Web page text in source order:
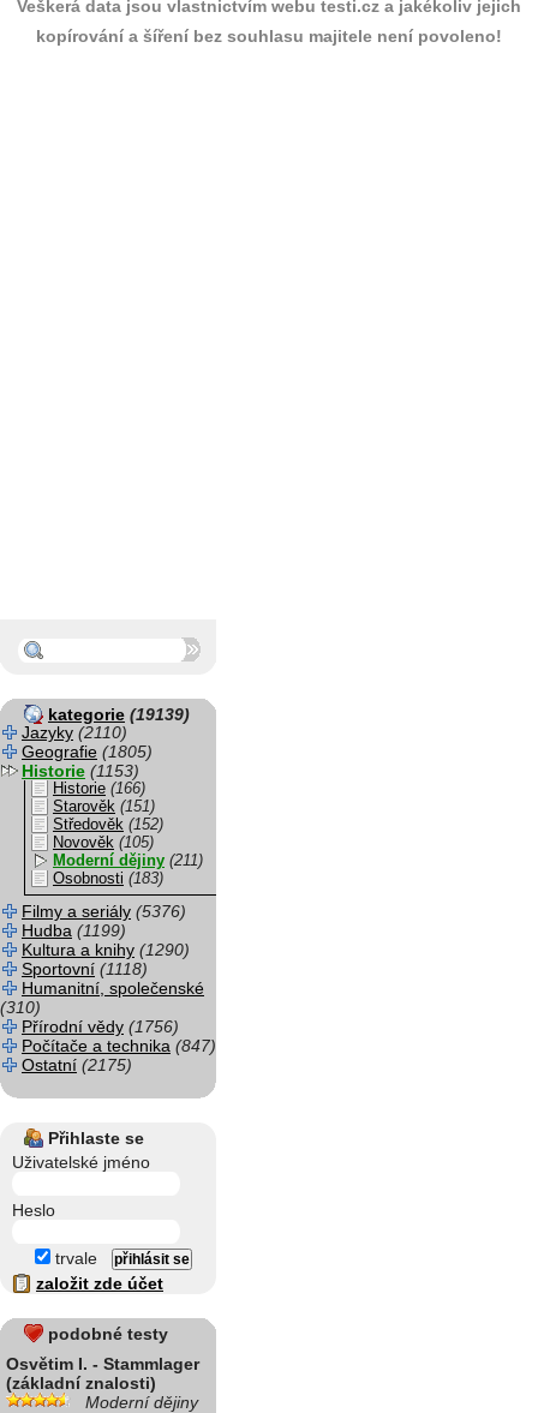
Veškerá data jsou vlastnictvím webu testi.cz a jakékoliv jejich
kopírování a šíření bez souhlasu majitele není povoleno!
kategorie (19139)
Jazyky (2110)
Geografie (1805)
Historie (1153)
Historie (166)
Starověk (151)
Středověk (152)
Novověk (105)
Moderní dějiny (211)
Osobnosti (183)
Filmy a seriály (5376)
Hudba (1199)
Kultura a knihy (1290)
Sportovní (1118)
Humanitní, společenské
(310)
Přírodní vědy (1756)
Počítače a technika (847)
Ostatní (2175)
Přihlaste se
Uživatelské jméno
Heslo
trvale
založit zde účet
podobné testy
Osvětim I. - Stammlager
(základní znalosti)
Moderní dějiny